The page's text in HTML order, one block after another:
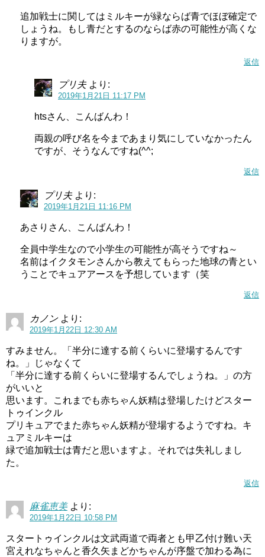
関連記事 上坂すみれ(キュアコスモ/マオ声優)の実家は豪邸?母親,学歴,大学も紹介!
関連記事
キュアコンプリートではコメントは歓迎ですので 気軽に書
き込んでください（＾＾
但し初めてのコメントに対しては承認制となっていますの
で 承認まで少々お待ちくださいm(__)m
※承認後から次のコメントはすぐ表示するようになります
他人を不快させるコメントやケンカとなるようなコメント
は 承認できない場合や削除する可能性もあるのでこちらも
ご了承くださいm(__)m
追加戦士に関してはミルキーが緑ならば青でほぼ確定で
しょうね。もし青だとするのならば赤の可能性が高くな
りますが。
返信
プリ夫 より:
2019年1月21日 11:17 PM
htsさん、こんばんわ！
両親の呼び名を今まであまり気にしていなかったん
ですが、そうなんですね(^^;
返信
プリ夫 より:
2019年1月21日 11:16 PM
あさりさん、こんばんわ！
全員中学生なので小学生の可能性が高そうですね～
名前はイクタモンさんから教えてもらった地球の青とい
うことでキュアアースを予想しています（笑
返信
カノン より:
2019年1月22日 12:30 AM
すみません。「半分に達する前くらいに登場するんです
ね。」じゃなくて
「半分に達する前くらいに登場するんでしょうね。」の方
がいいと
思います。これまでも赤ちゃん妖精は登場したけどスター
トゥインクル
プリキュアでまた赤ちゃん妖精が登場するようですね。キ
ュアミルキーは
緑で追加戦士は青だと思いますよ。それでは失礼しまし
た。
返信
麻雀恵美 より:
2019年1月22日 10:58 PM
スタートゥインクルは文武両道で両者とも甲乙付け難い天
宮えれなちゃんと香久矢まどかちゃんが序盤で加わる為に